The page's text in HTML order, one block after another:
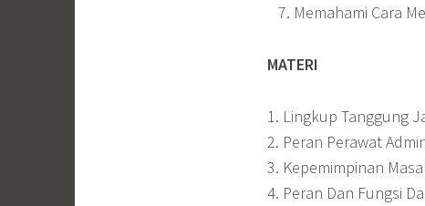
Memahami Cara
MATERI
1. Lingkup Tanggung
2. Peran Perawat
3. Kepemimpinan
4. Peran Dan Fungsi